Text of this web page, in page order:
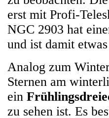
erst mit Profi-
NGC 2903 hat
und ist damit
Analog zum
Sternen am
ein
zu sehen ist. Es